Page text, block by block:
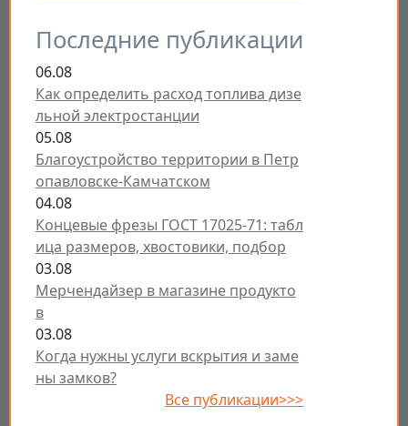
Последние публикации
06.08
Как определить расход топлива дизе
льной электростанции
05.08
Благоустройство территории в Петр
опавловске-Камчатском
04.08
Концевые фрезы ГОСТ 17025-71: табл
ица размеров, хвостовики, подбор
03.08
Мерчендайзер в магазине продукто
в
03.08
Когда нужны услуги вскрытия и заме
ны замков?
Все публикации>>>